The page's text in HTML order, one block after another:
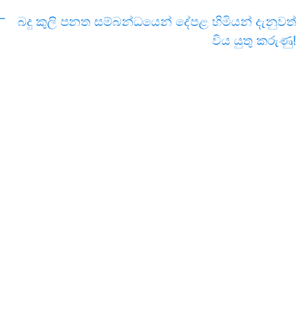
බදු කුලි පනත සම්බන්ධයෙන් දේපළ හිමියන් දැනුවත්
විය යුතු කරුණු!